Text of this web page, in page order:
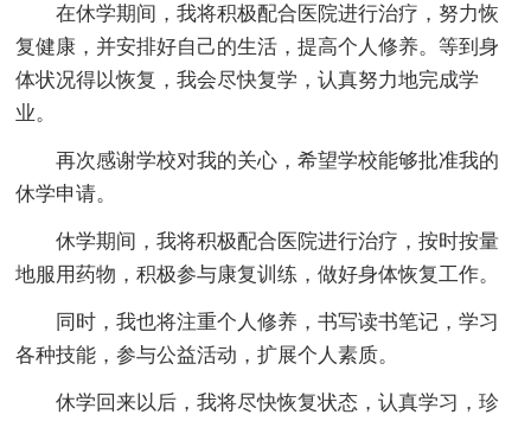
在休学期间，我将积极配合医院进行治疗，努力恢
复健康，并安排好自己的生活，提高个人修养。等到身
体状况得以恢复，我会尽快复学，认真努力地完成学
业。
再次感谢学校对我的关心，希望学校能够批准我的
休学申请。
休学期间，我将积极配合医院进行治疗，按时按量
地服用药物，积极参与康复训练，做好身体恢复工作。
同时，我也将注重个人修养，书写读书笔记，学习
各种技能，参与公益活动，扩展个人素质。
休学回来以后，我将尽快恢复状态，认真学习，珍